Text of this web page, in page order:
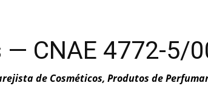
CNAE 4772-5/
de Cosméticos, Produtos de